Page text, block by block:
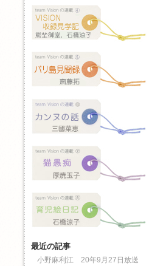
最近の記事
小野麻利江 20年9月27日放送